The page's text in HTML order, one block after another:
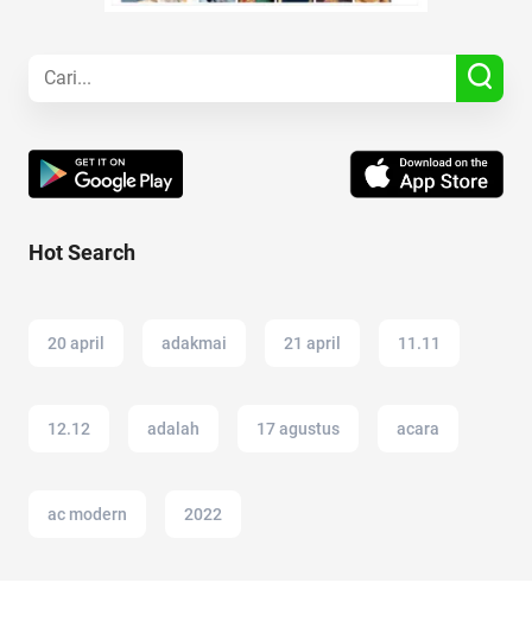
Hot Search
20 april adakmai 21 april 11.11
12.12 adalah 17 agustus acara
ac modern 2022